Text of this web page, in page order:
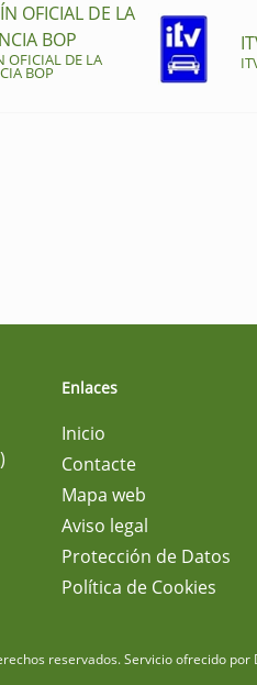
OFICIAL DE LA
BOP
OFICIAL DE LA
BOP
Enlaces
Inicio
Contacte
Mapa web
Aviso legal
Protección de Datos
Política de Cookies
reservados.Servicio ofrecido por